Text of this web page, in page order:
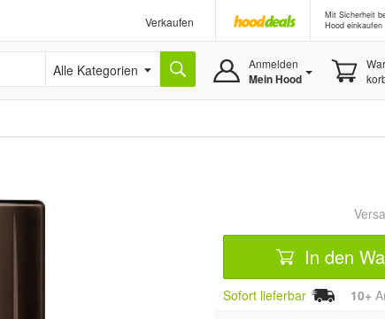
Verkaufen
Mit Sicherheit
Hood einkaufen
Alle Kategorien Anmelden
Mein Hood
In den
Sofort lieferbar 10+